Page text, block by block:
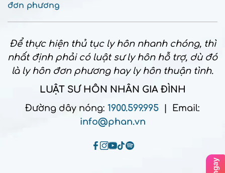
đơn phương
Để thực hiện thủ tục ly hôn nhanh chóng, thì
nhất định phải có luật sư ly hôn hỗ trợ, dù đó
là ly hôn đơn phương hay ly hôn thuận tình.
LUẬT SƯ HÔN NHÂN GIA ĐÌNH
Đường dây nóng: 1900.599.995 | Email:
info@phan.vn